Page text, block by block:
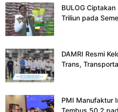
BULOG
Triliun pada
DAMRI Resmi
Trans,
PMI Manufaktur
Tembus 50,2